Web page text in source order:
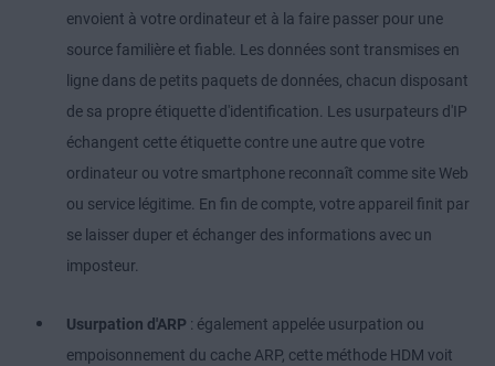
envoient à votre ordinateur et à la faire passer pour une
source familière et fiable. Les données sont transmises en
ligne dans de petits paquets de données, chacun disposant
de sa propre étiquette d'identification. Les usurpateurs d'IP
échangent cette étiquette contre une autre que votre
ordinateur ou votre smartphone reconnaît comme site Web
ou service légitime. En fin de compte, votre appareil finit par
se laisser duper et échanger des informations avec un
imposteur.
Usurpation d'ARP : également appelée usurpation ou
empoisonnement du cache ARP, cette méthode HDM voit